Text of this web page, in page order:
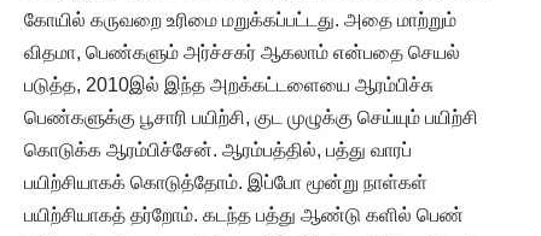
கோயில் கருவறை உரிமை மறுக்கப்பட்டது. அதை மாற்றும்
விதமா, பெண்களும் அர்ச்சகர் ஆகலாம் என்பதை செயல்
படுத்த, 2010இல் இந்த அறக்கட்டளையை ஆரம்பிச்சு
பெண்களுக்கு பூசாரி பயிற்சி, குட முழுக்கு செய்யும் பயிற்சி
கொடுக்க ஆரம்பிச்சேன். ஆரம்பத்தில், பத்து வாரப்
பயிற்சியாகக் கொடுத்தோம். இப்போ மூன்று நாள்கள்
பயிற்சியாகத் தர்றோம். கடந்த பத்து ஆண்டு களில் பெண்